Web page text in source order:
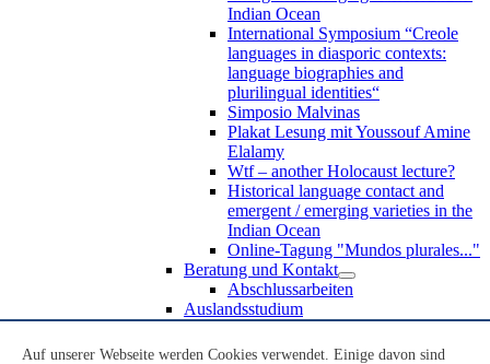
Indian Ocean
International Symposium “Creole
languages in diasporic contexts:
language biographies and
plurilingual identities“
Simposio Malvinas
Plakat Lesung mit Youssouf Amine
Elalamy
Wtf – another Holocaust lecture?
Historical language contact and
emergent / emerging varieties in the
Indian Ocean
Online-Tagung "Mundos plurales..."
Beratung und Kontakt
Abschlussarbeiten
Auslandsstudium
WoC Lab
Auf unserer Webseite werden Cookies verwendet. Einige davon sind